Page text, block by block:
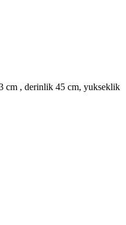
cm , derinlik 45 cm, yukseklik